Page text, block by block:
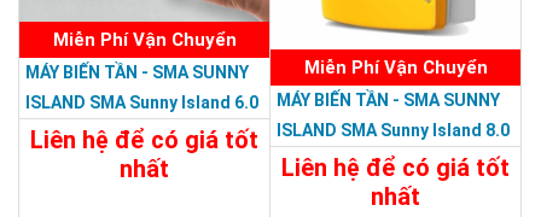
Miễn Phí Vận Chuyển
MÁY BIẾN TẦN - SMA SUNNY
ISLAND SMA Sunny Island 6.0
H-12
Liên hệ để có giá tốt
nhất
Miễn Phí Vận Chuyển
MÁY BIẾN TẦN - SMA SUNNY
ISLAND SMA Sunny Island 8.0
H-12
Liên hệ để có giá tốt
nhất